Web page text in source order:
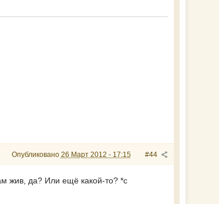
#44
Опубликовано 26 Март 2012 - 17:15
жив, да? Или ещё какой-то? *с